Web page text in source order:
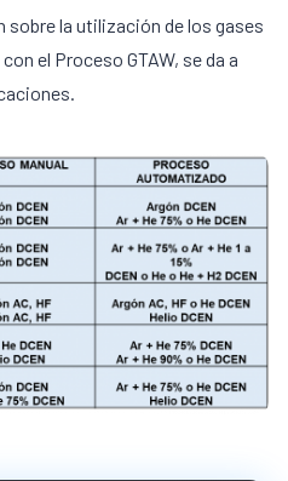
la utilización de los gases
el Proceso GTAW, se da a